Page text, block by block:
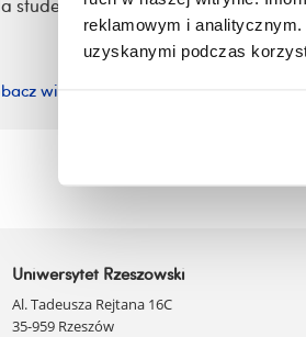
reklamowym i
uzyskanymi podczas
studentów
więcej
Uniwersytet Rzeszowski
Al. Tadeusza Rejtana 16C
35-959 Rzeszów